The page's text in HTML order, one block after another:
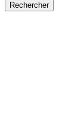
Rechercher